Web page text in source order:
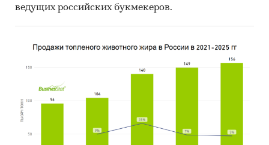
ведущих российских букмекеров.